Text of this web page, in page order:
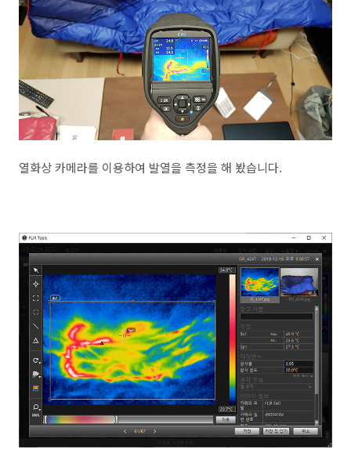
열화상 카메라를 이용하여 발열을 측정을 해 봤습니다.